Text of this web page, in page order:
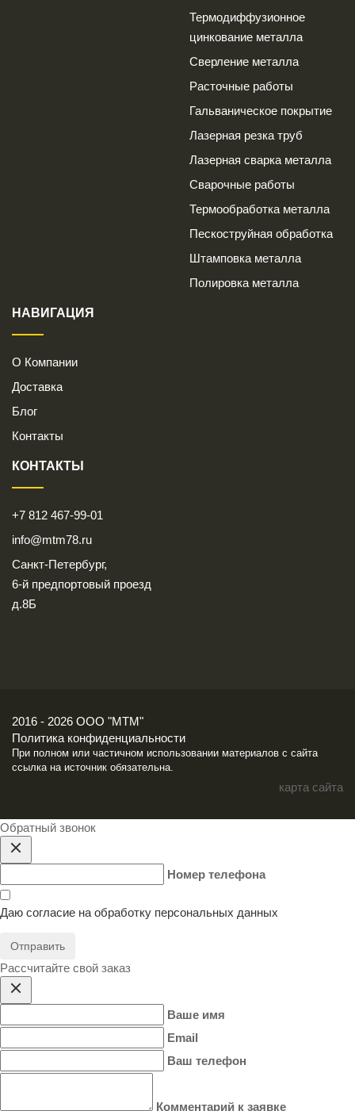
Термодиффузионное
цинкование металла
Сверление металла
Расточные работы
Гальваническое покрытие
Лазерная резка труб
Лазерная сварка металла
Сварочные работы
Термообработка металла
Пескоструйная обработка
Штамповка металла
Полировка металла
НАВИГАЦИЯ
О Компании
Доставка
Блог
Контакты
КОНТАКТЫ
+7 812 467-99-01
info@mtm78.ru
Санкт-Петербург,
6-й предпортовый проезд
д.8Б
2016 - 2026 ООО "МТМ"
Политика конфиденциальности
При полном или частичном использовании материалов с сайта
ссылка на источник обязательна.
карта сайта
Обратный звонок
Номер телефона
Даю согласие на обработку персональных данных
Отправить
Расcчитайте свой заказ
Ваше имя
Email
Ваш телефон
Комментарий к заявке